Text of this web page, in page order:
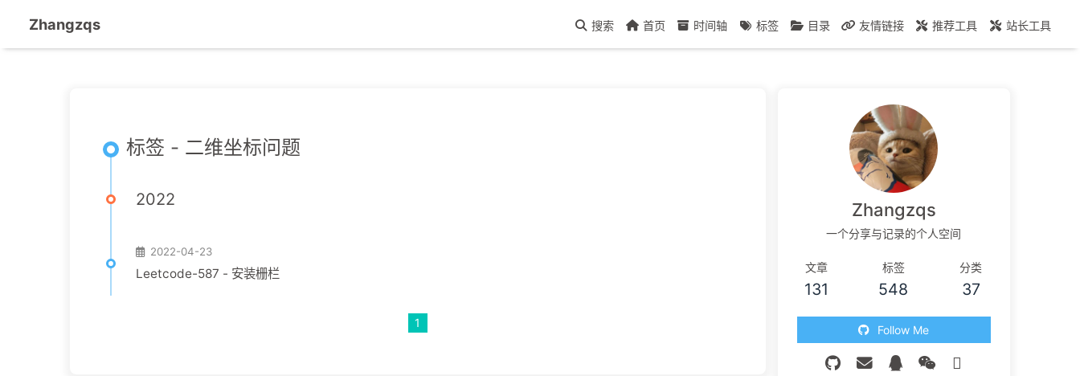
Zhangzqs 搜索 首页 时间轴 标签 目录 友情链接 推荐工具 站长工具
标签 - 二维坐标问题
2022
2022-04-23
Leetcode-587 - 安装栅栏
1
Zhangzqs
一个分享与记录的个人空间
文章
131
标签
548
分类
37
Follow Me